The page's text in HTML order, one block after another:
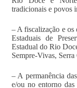
tradicionais e povos
– A fiscalização e os
Estaduais de
Estadual do Rio
Sempre-Vivas,
– A permanência
e/ou no entorno